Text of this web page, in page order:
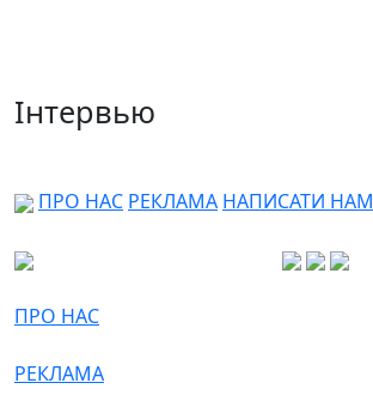
Інтервью
ПРО НАС РЕКЛАМА НАПИСАТИ НАМ
ПРО НАС
РЕКЛАМА